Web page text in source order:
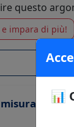
📊
questo
impara di più!